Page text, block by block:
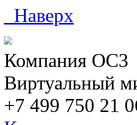
Наверх
Компания ОС3
Виртуальный
+7 499 750 21